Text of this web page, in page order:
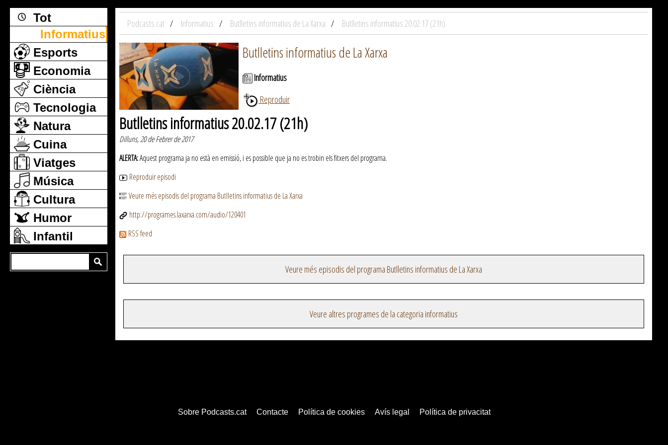
Tot
Informatius
Esports
Economia
Ciència
Tecnologia
Natura
Cuina
Viatges
Música
Cultura
Humor
Infantil
Podcasts.cat Informatius Butlletins informatius de La Xarxa Butlletins informatius 20.02.17 (21h)
Butlletins informatius de La Xarxa
Informatius
Reproduir
Butlletins informatius 20.02.17 (21h)
Dilluns, 20 de Febrer de 2017
ALERTA:Aquest programa ja no està en emissió, i es possible que ja no es trobin els fitxers del programa.
Reproduir episodi
Veure més episodis del programa Butlletins informatius de La Xarxa
http://programes.laxarxa.com/audio/120401
RSS feed
Veure més episodis del programa Butlletins informatius de La Xarxa
Veure altres programes de la categoria informatius
Sobre Podcasts.cat Contacte Política de cookies Avís legal Política de privacitat